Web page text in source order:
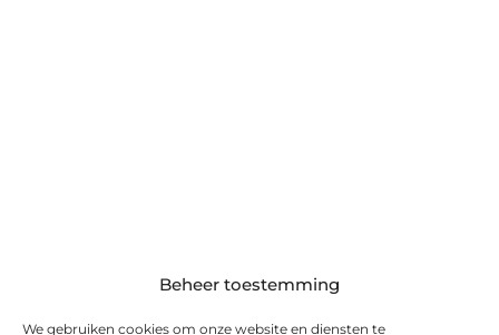
Beheer toestemming
We gebruiken cookies om onze website en diensten te